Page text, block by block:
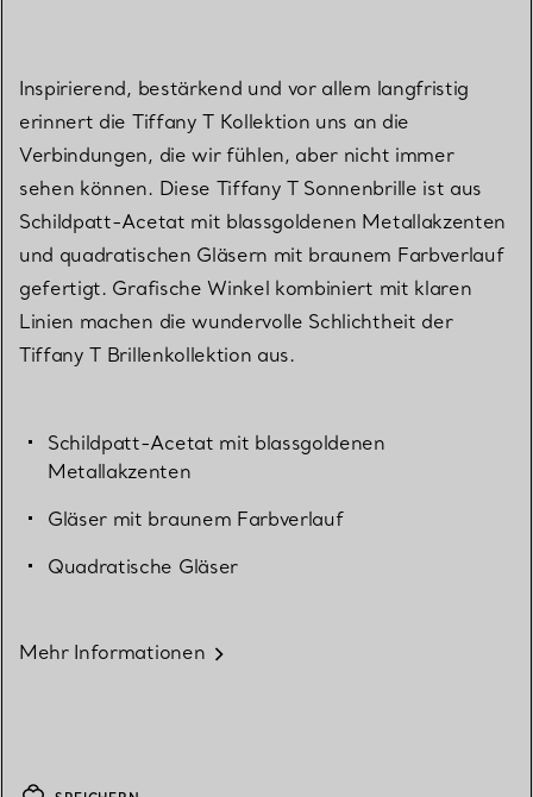
Inspirierend, bestärkend und vor allem langfristig
erinnert die Tiffany T Kollektion uns an die
Verbindungen, die wir fühlen, aber nicht immer
sehen können. Diese Tiffany T Sonnenbrille ist aus
Schildpatt-Acetat mit blassgoldenen Metallakzenten
und quadratischen Gläsern mit braunem Farbverlauf
gefertigt. Grafische Winkel kombiniert mit klaren
Linien machen die wundervolle Schlichtheit der
Tiffany T Brillenkollektion aus.
Schildpatt-Acetat mit blassgoldenen
Metallakzenten
Gläser mit braunem Farbverlauf
Quadratische Gläser
Mehr Informationen